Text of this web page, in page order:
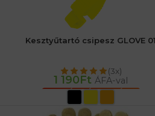
Kesztyűtartó csipesz GLOVE 01
(3x)
1 190Ft ÁFA-val
OPCIÓK VÁLASZTÁSA